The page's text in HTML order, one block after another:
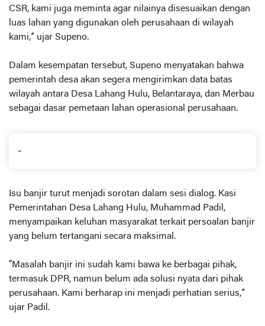
CSR, kami juga meminta agar nilainya disesuaikan dengan
luas lahan yang digunakan oleh perusahaan di wilayah
kami,” ujar Supeno.
Dalam kesempatan tersebut, Supeno menyatakan bahwa
pemerintah desa akan segera mengirimkan data batas
wilayah antara Desa Lahang Hulu, Belantaraya, dan Merbau
sebagai dasar pemetaan lahan operasional perusahaan.
-
Isu banjir turut menjadi sorotan dalam sesi dialog. Kasi
Pemerintahan Desa Lahang Hulu, Muhammad Padil,
menyampaikan keluhan masyarakat terkait persoalan banjir
yang belum tertangani secara maksimal.
“Masalah banjir ini sudah kami bawa ke berbagai pihak,
termasuk DPR, namun belum ada solusi nyata dari pihak
perusahaan. Kami berharap ini menjadi perhatian serius,”
ujar Padil.